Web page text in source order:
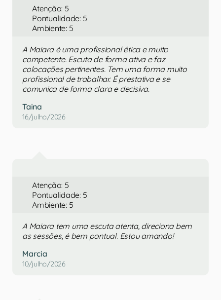
Atenção: 5
Pontualidade: 5
Ambiente: 5
A Maiara é uma profissional ética e muito
competente. Escuta de forma ativa e faz
colocações pertinentes. Tem uma forma muito
profissional de trabalhar. É prestativa e se
comunica de forma clara e decisiva.
Taina
16/julho/2026
Atenção: 5
Pontualidade: 5
Ambiente: 5
A Maiara tem uma escuta atenta, direciona bem
as sessões, é bem pontual. Estou amando!
Marcia
10/julho/2026